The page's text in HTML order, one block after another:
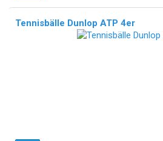
Tennisbälle Dunlop ATP 4er